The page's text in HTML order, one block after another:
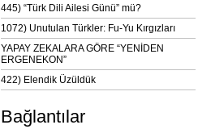
445) “Türk Dili Ailesi Günü” mü?
1072) Unutulan Türkler: Fu-Yu Kırgızları
YAPAY ZEKALARA GÖRE “YENİDEN
ERGENEKON”
422) Elendik Üzüldük
Bağlantılar